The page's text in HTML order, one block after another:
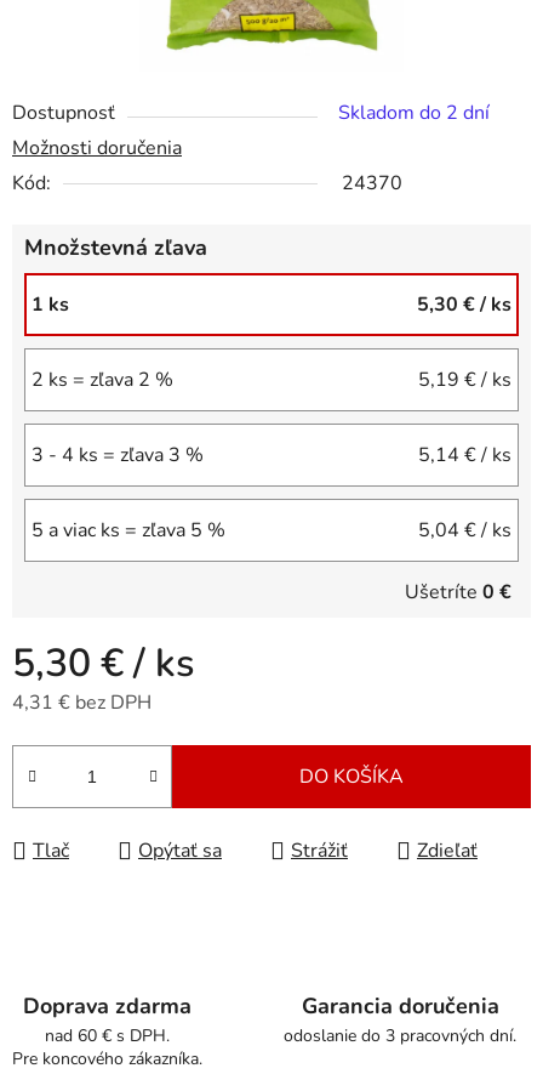
Dostupnosť
Skladom do 2 dní
Možnosti doručenia
Kód:
24370
Množstevná zľava
1 ks 5,30 €/ ks
2 ks = zľava 2 % 5,19 €/ ks
3 - 4 ks = zľava 3 % 5,14 €/ ks
5 a viac ks = zľava 5 % 5,04 €/ ks
Ušetríte 0 €
5,30 €/ ks
4,31 € bez DPH
Jednotková cena:
DO KOŠÍKA
Tlač Opýtať sa Strážiť Zdieľať
Doprava zdarma
nad 60 € s DPH.
Pre koncového zákazníka.
Garancia doručenia
odoslanie do 3 pracovných dní.